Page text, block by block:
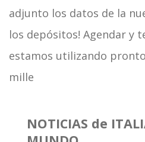
adjunto los datos de la
los depósitos! Agendar y
estamos utilizando
mille
NOTICIAS de